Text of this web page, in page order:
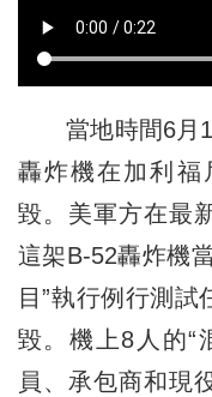
當地時間6月
轟炸機在加利福
毀。美軍方在最
這架B-52轟炸機
目”執行例行測
毀。機上8人的“
員、承包商和現